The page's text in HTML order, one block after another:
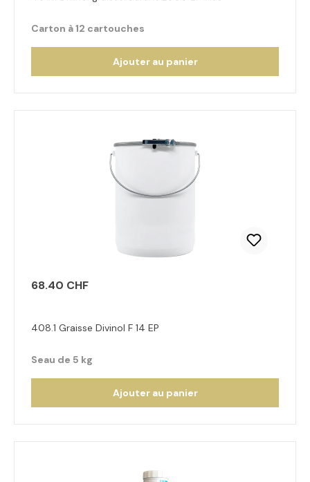
Carton à 12 cartouches
Ajouter au panier
68.40 CHF
408.1 Graisse Divinol F 14 EP
Seau de 5 kg
Ajouter au panier